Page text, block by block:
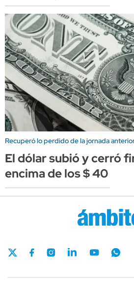
Recuperó lo perdido de la jornada
El dólar subió y cerró
encima de los $ 40